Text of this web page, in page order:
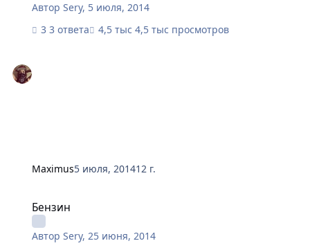
АвторSery, 5 июля, 2014
3 ответа
4,5 тыс просмотров
Maximus5 июля, 201412 г.
Бензин
АвторSery,25 июня, 2014